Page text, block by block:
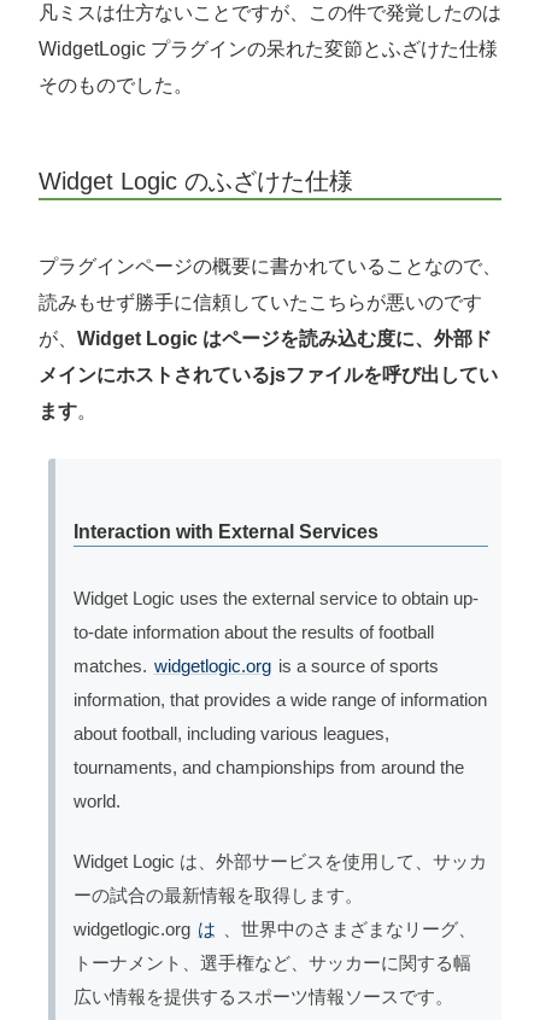
凡ミスは仕方ないことですが、この件で発覚したのは
WidgetLogic プラグインの呆れた変節とふざけた仕様
そのものでした。
Widget Logic のふざけた仕様
プラグインページの概要に書かれていることなので、
読みもせず勝手に信頼していたこちらが悪いのです
が、 Widget Logic はページを読み込む度に、外部ド
メインにホストされているjsファイルを呼び出してい
ます。
Interaction with External Services
Widget Logic uses the external service to obtain up-
to-date information about the results of football
matches. widgetlogic.org is a source of sports
information, that provides a wide range of information
about football, including various leagues,
tournaments, and championships from around the
world.
Widget Logic は、外部サービスを使用して、サッカ
ーの試合の最新情報を取得します。
widgetlogic.org は
、世界中のさまざまなリーグ、
トーナメント、選手権など、サッカーに関する幅
広い情報を提供するスポーツ情報ソースです。